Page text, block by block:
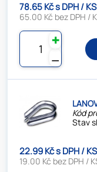
78.65 Kč s DPH / KS
65.00 Kč bez DPH /
⚊
✚
Kód
Stav
22.99 Kč s DPH / KS
19.00 Kč bez DPH /